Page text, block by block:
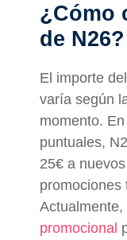
¿Cómo
de N26?
El importe
varía según
momento.
puntuales,
25€ a
promociones
promocional